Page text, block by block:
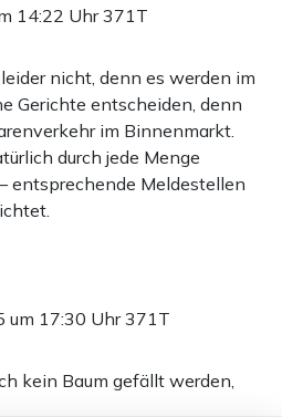
14:22 Uhr371T
nicht, denn es werden im
Gerichte entscheiden, denn
im Binnenmarkt.
durch jede Menge
entsprechende Meldestellen
um 17:30 Uhr371T
kein Baum gefällt werden,